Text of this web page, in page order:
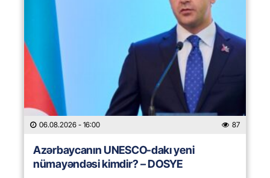
06.08.2026 - 16:00 87
Azərbaycanın UNESCO-dakı yeni
nümayəndəsi kimdir? – DOSYE